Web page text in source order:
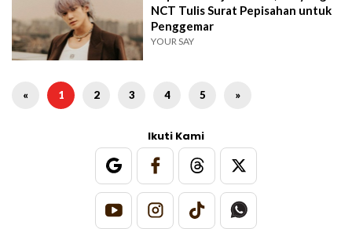
NCT Tulis Surat Pepisahan untuk
Penggemar
YOUR SAY
« 1 2 3 4 5 »
Ikuti Kami